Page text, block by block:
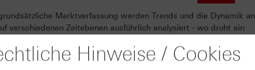
Marktverfassung werden Trends und die Dynamik an
verschiedenen Zeitebenen ausführlich analysiert - wo droht ein
ab? Diese Fragen sind nach einer siebenjährigen Hausse
Schließlich hat es auch in der aktuellen späten Phase
um etwa den Dow Jones® in den vergangenen Wochen auf
Hinweise / Cookies